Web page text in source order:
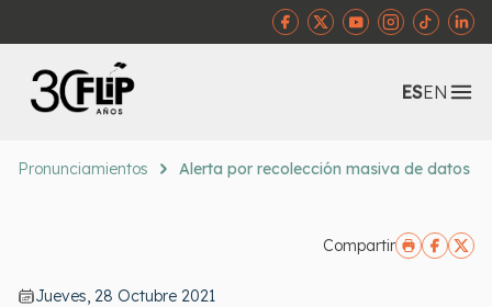
ESEN
Pronunciamientos Alerta por recolección masiva de datos
Compartir
Jueves, 28 Octubre 2021